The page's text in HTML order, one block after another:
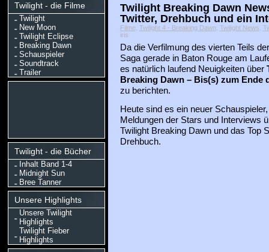
Twilight - die Filme
Twilight
New Moon
Twilight Eclipse
Breaking Dawn
Schauspieler
Soundtrack
Trailer
Twilight - die Bücher
Inhalt Band 1-4
Midnight Sun
Bree Tanner
Unsere Highlights
Unsere Twilight
Highlights
Twilight Fieber
Highlights
Twilight Breaking Dawn
Twitter, Drehbuch und ein
Filme, Twilight 4 - Breaking Dawn, Twilight News
iris
Da die Verfilmung des vierten Teils
Saga gerade in Baton Rouge am
es natürlich laufend Neuigkeiten über
Breaking Dawn – Bis(s) zum Ende
zu berichten.
Heute sind es ein neuer
Meldungen der Stars und Interviews
Twilight Breaking Dawn und das Top
Drehbuch.